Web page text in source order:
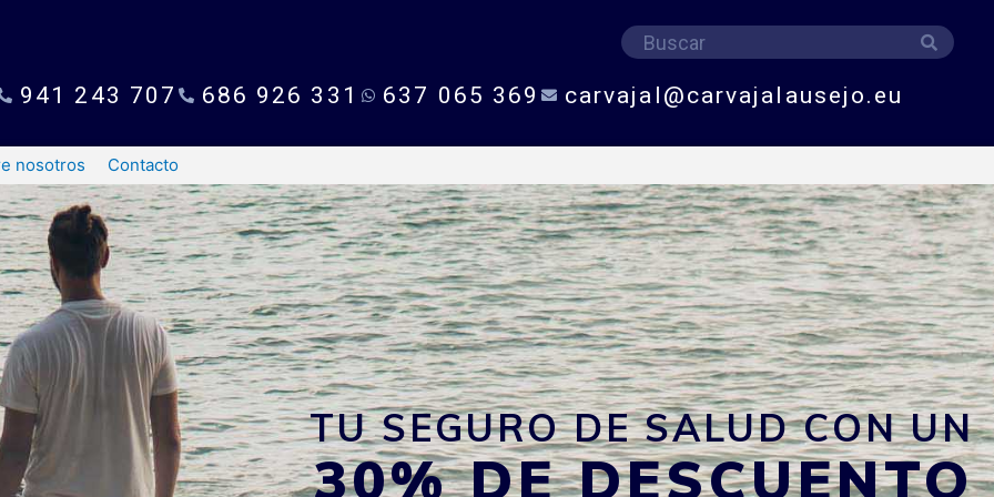
Buscar Buscar
941 243 707 686 926 331 637 065 369 carvajal@carvajalausejo.eu
nosotros Contacto